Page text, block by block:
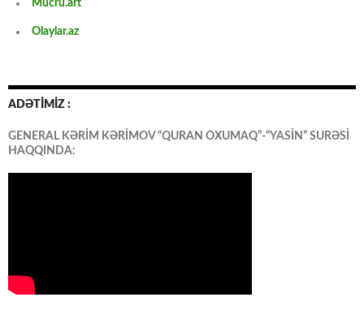
Mucru.art
Olaylar.az
ADƏTİMİZ :
GENERAL KƏRİM KƏRİMOV “QURAN OXUMAQ”-“YASİN” SURƏSİ
HAQQINDA: